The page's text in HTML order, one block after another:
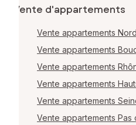
Vente d'appartements
Vente appartements
Vente appartements
Vente appartements
Vente appartements
Vente appartements
Vente appartements Pas